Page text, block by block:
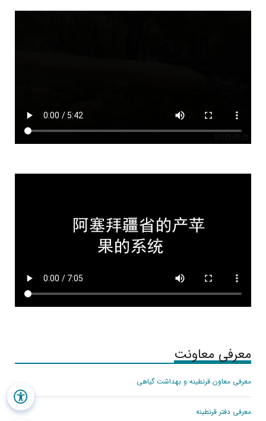
معرفی معاونت
معرفی معاون قرنطینه و بهداشت گیاهی
معرفی دفتر قرنطينه